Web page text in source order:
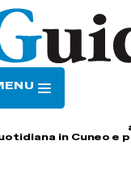
in Cuneo e